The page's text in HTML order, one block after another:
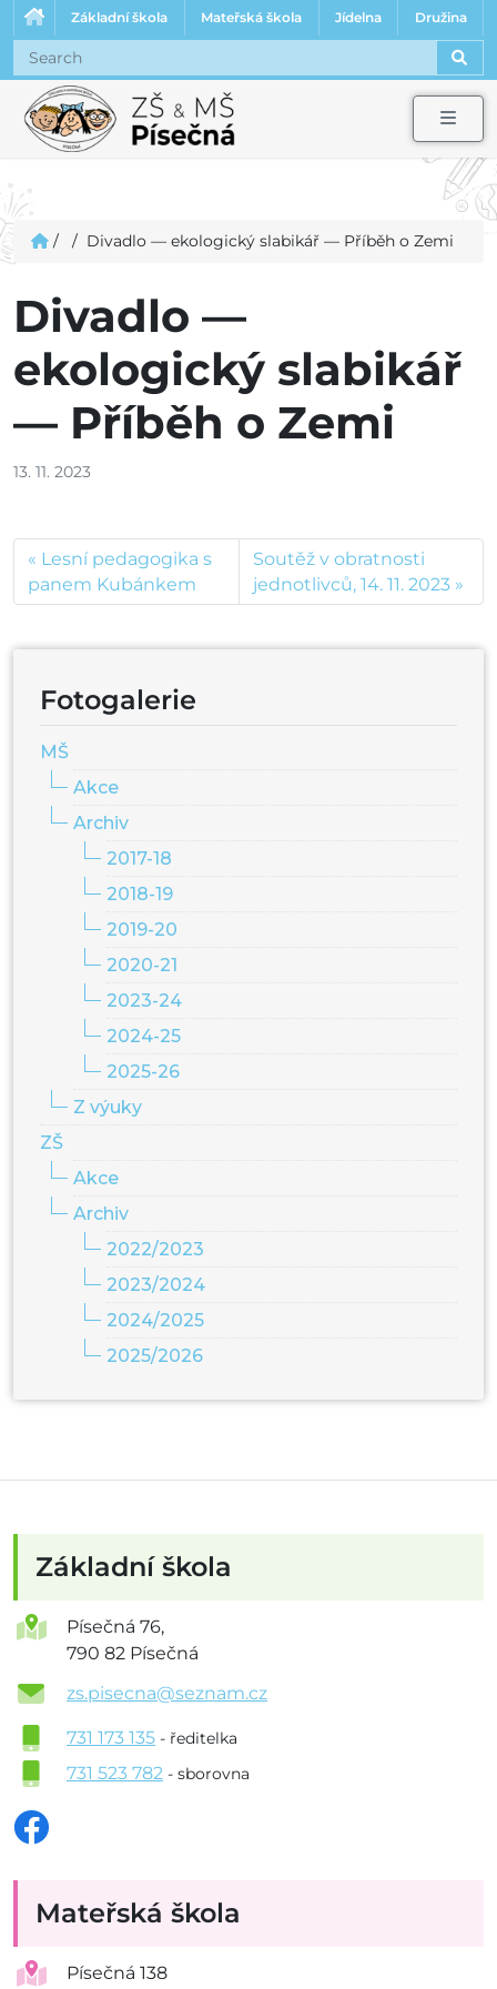
Základní škola Mateřská škola Jídelna Družina
/ / Divadlo — ekologický slabikář — Příběh o Zemi
Divadlo —
ekologický slabikář
— Příběh o Zemi
13. 11. 2023
Lesní pedagogika s
panem Kubánkem
Soutěž v obratnosti
jednotlivců, 14. 11. 2023
Fotogalerie
MŠ
Akce
Archiv
2017-18
2018-19
2019-20
2020-21
2023-24
2024-25
2025-26
Z výuky
ZŠ
Akce
Archiv
2022/2023
2023/2024
2024/2025
2025/2026
Základní škola
Písečná 76,
790 82 Písečná
zs.pisecna@seznam.cz
731 173 135 - ředitelka
731 523 782 - sborovna
Mateřská škola
Písečná 138